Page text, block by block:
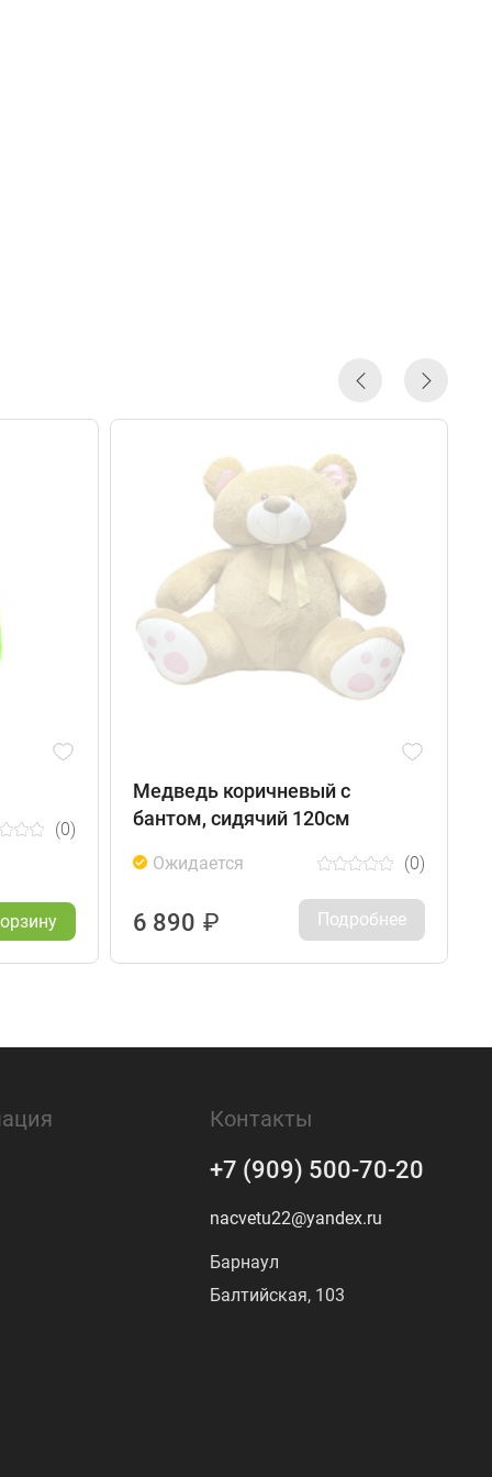
(0)
Медведь коричневый с
бантом, сидячий 120см
Ожидается (0)
6 890 ₽ Подробнее
Контакты
+7 (909) 500-70-20
nacvetu22@yandex.ru
Барнаул
Балтийская, 103